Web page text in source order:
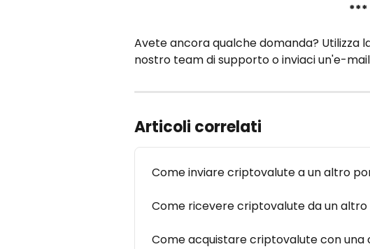
***
Avete ancora qualche domanda?
nostro team di supporto o inviaci un'e-mail
Articoli correlati
Come inviare criptovalute a un altro
Come ricevere criptovalute da un
Come acquistare criptovalute con